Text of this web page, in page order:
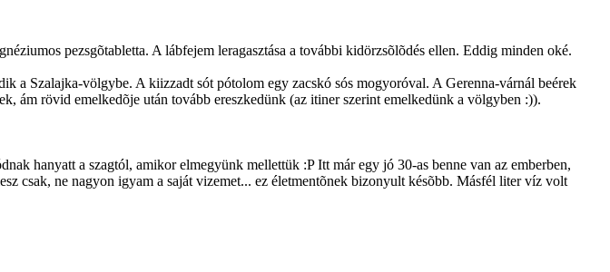
pezsgõtabletta. A lábfejem leragasztása a további kidörzsõlõdés ellen. Eddig minden oké.
a Szalajka-völgybe. A kiizzadt sót pótolom egy zacskó sós mogyoróval. A Gerenna-várnál beérek
ám rövid emelkedõje után tovább ereszkedünk (az itiner szerint emelkedünk a völgyben :)).
hanyatt a szagtól, amikor elmegyünk mellettük :P Itt már egy jó 30-as benne van az emberben,
csak, ne nagyon igyam a saját vizemet... ez életmentõnek bizonyult késõbb. Másfél liter víz volt